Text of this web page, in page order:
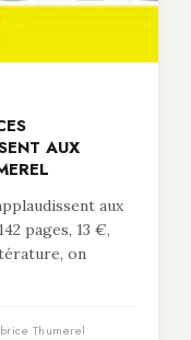
AUX
aux
pages, 13 €,
on
Thumerel